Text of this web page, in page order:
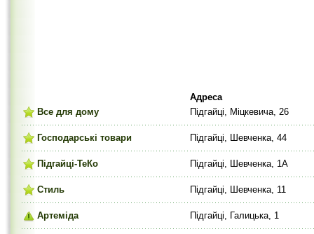
Адреса
Все для дому
Підгайці, Міцкевича, 26
Господарські товари Підгайці, Шевченка, 44
Підгайці-ТеКо Підгайці, Шевченка, 1А
Стиль Підгайці, Шевченка, 11
Артеміда Підгайці, Галицька, 1